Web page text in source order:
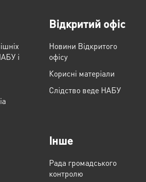
і
Відкритий офіс
Новини Відкритого
офісу
Корисні матеріали
Слідство веде НАБУ
Інше
Рада громадського
контролю